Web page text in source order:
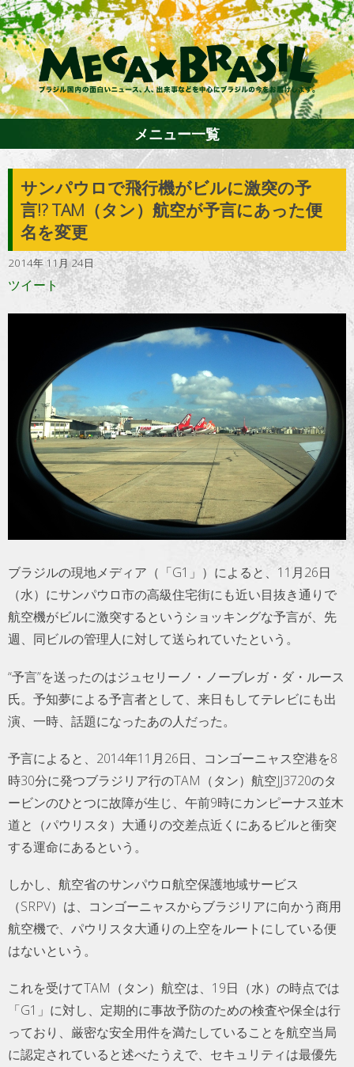
ホーム
ファション
エンターテイメント
グルメ
トラベル
サッカー
PEOPLE
ビジネス
コラム
メニュー一覧
サンパウロで飛行機がビルに激突の予
言!? TAM（タン）航空が予言にあった便
名を変更
2014年 11月 24日
ツイート
ブラジルの現地メディア（「G1」）によると、11月26日
（水）にサンパウロ市の高級住宅街にも近い目抜き通りで
航空機がビルに激突するというショッキングな予言が、先
週、同ビルの管理人に対して送られていたという。
“予言”を送ったのはジュセリーノ・ノーブレガ・ダ・ルース
氏。予知夢による予言者として、来日もしてテレビにも出
演、一時、話題になったあの人だった。
予言によると、2014年11月26日、コンゴーニャス空港を8
時30分に発つブラジリア行のTAM（タン）航空JJ3720のタ
ービンのひとつに故障が生じ、午前9時にカンピーナス並木
道と（パウリスタ）大通りの交差点近くにあるビルと衝突
する運命にあるという。
しかし、航空省のサンパウロ航空保護地域サービス
（SRPV）は、コンゴーニャスからブラジリアに向かう商用
航空機で、パウリスタ大通りの上空をルートにしている便
はないという。
これを受けてTAM（タン）航空は、19日（水）の時点では
「G1」に対し、定期的に事故予防のための検査や保全は行
っており、厳密な安全用件を満たしていることを航空当局
に認定されていると述べたうえで、セキュリティは最優先